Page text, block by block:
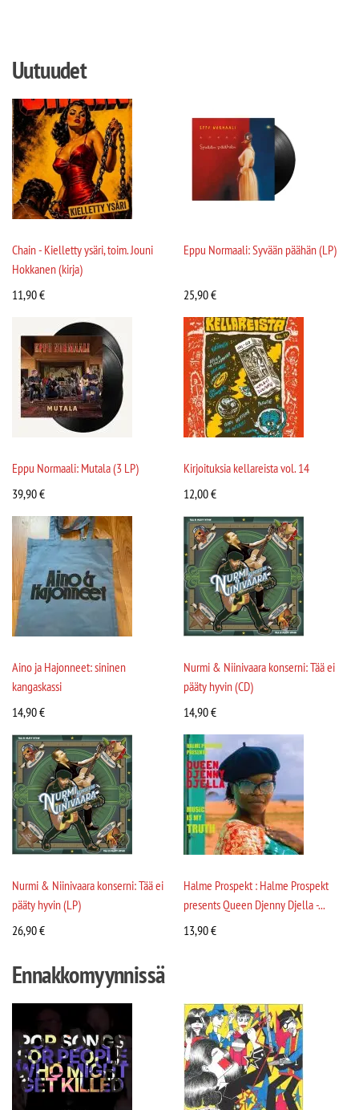
Uutuudet
Chain - Kielletty ysäri, toim. Jouni
Hokkanen (kirja)
11,90€
Eppu Normaali: Syvään päähän (LP)
25,90€
Eppu Normaali: Mutala (3 LP)
39,90€
Kirjoituksia kellareista vol. 14
12,00€
Aino ja Hajonneet: sininen
kangaskassi
14,90€
Nurmi & Niinivaara konserni: Tää ei
pääty hyvin (CD)
14,90€
Nurmi & Niinivaara konserni: Tää ei
pääty hyvin (LP)
26,90€
Halme Prospekt : Halme Prospekt
presents Queen Djenny Djella -...
13,90€
Ennakkomyynnissä